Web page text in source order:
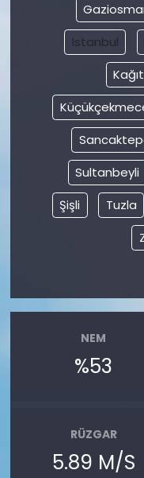
Istanbul
Sultanbeyli
Şişli
Tuzla
NEM
%53
RÜZGAR
5.89 M/S
YAŞAM
Yazarlar